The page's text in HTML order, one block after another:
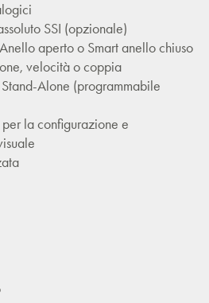
SSI (opzionale)
aperto o Smart anello chiuso
velocità o coppia
Alone (programmabile
la configurazione e